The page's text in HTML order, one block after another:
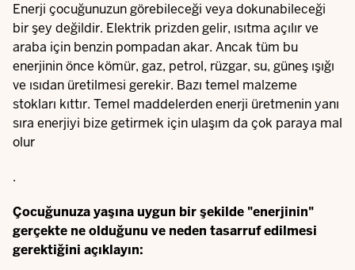
Enerji çocuğunuzun görebileceği veya dokunabileceği
bir şey değildir. Elektrik prizden gelir, ısıtma açılır ve
araba için benzin pompadan akar. Ancak tüm bu
enerjinin önce kömür, gaz, petrol, rüzgar, su, güneş ışığı
ve ısıdan üretilmesi gerekir. Bazı temel malzeme
stokları kıttır. Temel maddelerden enerji üretmenin yanı
sıra enerjiyi bize getirmek için ulaşım da çok paraya mal
olur
.
Çocuğunuza yaşına uygun bir şekilde "enerjinin"
gerçekte ne olduğunu ve neden tasarruf edilmesi
gerektiğini açıklayın: